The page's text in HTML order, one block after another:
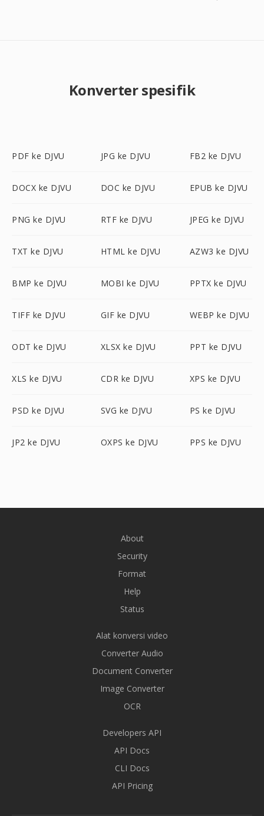
Konverter spesifik
PDF ke DJVU JPG ke DJVU FB2 ke DJVU
DOCX ke DJVU DOC ke DJVU EPUB ke DJVU
PNG ke DJVU RTF ke DJVU JPEG ke DJVU
TXT ke DJVU HTML ke DJVU AZW3 ke DJVU
BMP ke DJVU MOBI ke DJVU PPTX ke DJVU
TIFF ke DJVU GIF ke DJVU WEBP ke DJVU
ODT ke DJVU XLSX ke DJVU PPT ke DJVU
XLS ke DJVU CDR ke DJVU XPS ke DJVU
PSD ke DJVU SVG ke DJVU PS ke DJVU
JP2 ke DJVU OXPS ke DJVU PPS ke DJVU
About
Security
Format
Help
Status
Alat konversi video
Converter Audio
Document Converter
Image Converter
OCR
Developers API
API Docs
CLI Docs
API Pricing